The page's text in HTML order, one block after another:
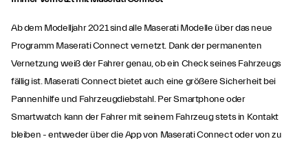
Ab dem Modelljahr 2021 sind alle Maserati Modelle über das neue
Programm Maserati Connect vernetzt. Dank der permanenten
Vernetzung weiß der Fahrer genau, ob ein Check seines Fahrzeugs
fällig ist. Maserati Connect bietet auch eine größere Sicherheit bei
Pannenhilfe und Fahrzeugdiebstahl. Per Smartphone oder
Smartwatch kann der Fahrer mit seinem Fahrzeug stets in Kontakt
bleiben - entweder über die App von Maserati Connect oder von zu